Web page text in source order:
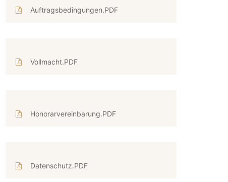
Auftragsbedingungen.PDF
Vollmacht.PDF
Honorarvereinbarung.PDF
Datenschutz.PDF